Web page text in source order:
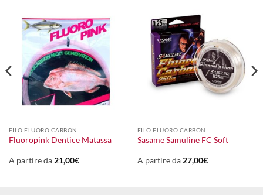
FILO FLUORO CARBON
Fluoropink Dentice Matassa
A partire da 21,00€
FILO FLUORO CARBON
Sasame Samuline FC Soft
A partire da 27,00€